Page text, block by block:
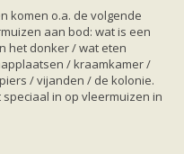
komen o.a. de volgende
aan bod: wat is een
het donker / wat eten
/ kraamkamer /
/ vijanden / de kolonie.
in op vleermuizen in